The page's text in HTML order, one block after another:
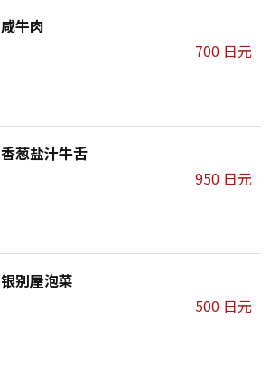
咸牛肉
700 日元
香葱盐汁牛舌
950 日元
银别屋泡菜
500 日元